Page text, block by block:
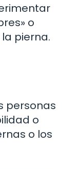
o
pierna.
personas
o
o los